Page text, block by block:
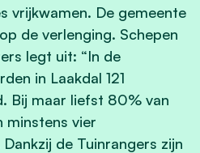
vrijkwamen. De gemeente
de verlenging. Schepen
legt uit: “In de
in Laakdal 121
Bij maar liefst 80% van
minstens vier
de Tuinrangers zijn